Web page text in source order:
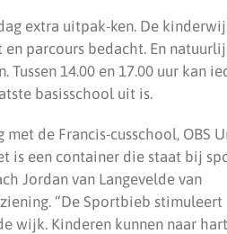
extra uitpak-ken. De
parcours bedacht. En
14.00 en 17.00 uur kan
basisschool uit is.
de Francis-cusschool, OBS
is een container die staat bij
Jordan van Langevelde van
“De Sportbieb stimuleert
wijk. Kinderen kunnen naar